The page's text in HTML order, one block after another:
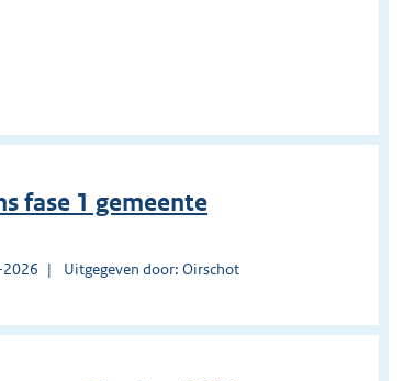
fase 1 gemeente
Uitgegeven door: Oirschot